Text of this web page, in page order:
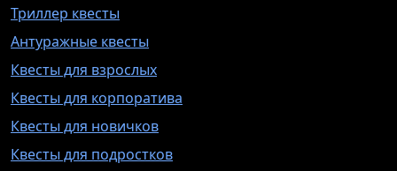
Триллер квесты
Антуражные квесты
Квесты для взрослых
Квесты для корпоратива
Квесты для новичков
Квесты для подростков